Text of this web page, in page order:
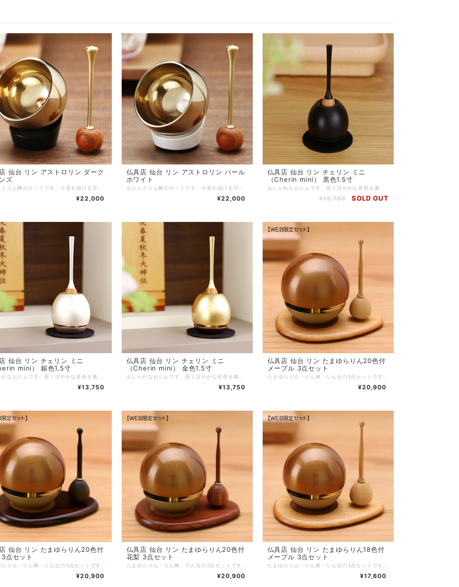
リン アストロリン ダーク
ズ
¥22,000
仏具店 仙台 リン アストロリン パール
ホワイト
¥22,000
仏具店 仙台 リン チェリン ミニ
（Cherin mini） 黒色1.5寸
¥13,750 SOLD OUT
リン チェリン ミニ
mini） 銀色1.5寸
¥13,750
仏具店 仙台 リン チェリン ミニ
（Cherin mini） 金色1.5寸
¥13,750
仏具店 仙台 リン たまゆらりん20色付
メープル 3点セット
¥20,900
リン たまゆらりん20色付
点セット
¥20,900
仏具店 仙台 リン たまゆらりん20色付
花梨 3点セット
¥20,900
仏具店 仙台 リン たまゆらりん18色付
メープル 3点セット
¥17,600